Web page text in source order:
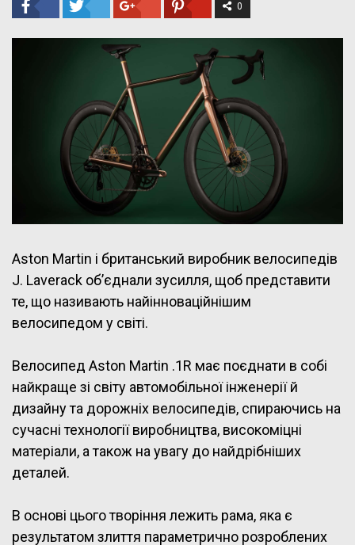
0
Aston Martin і британський виробник велосипедів
J. Laverack об’єднали зусилля, щоб представити
те, що називають найінноваційнішим
велосипедом у світі.
Велосипед Aston Martin .1R має поєднати в собі
найкраще зі світу автомобільної інженерії й
дизайну та дорожніх велосипедів, спираючись на
сучасні технології виробництва, високоміцні
матеріали, а також на увагу до найдрібніших
деталей.
В основі цього творіння лежить рама, яка є
результатом злиття параметрично розроблених